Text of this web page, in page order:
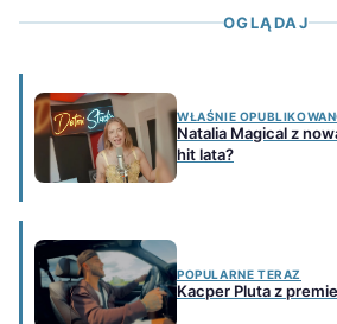
OGLĄDAJ
WŁAŚNIE
Natalia Magical z
hit lata?
POPULARNE TERAZ
Kacper Pluta z